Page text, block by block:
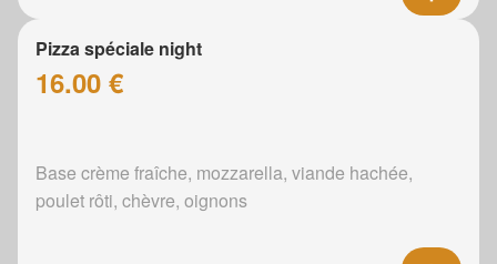
Pizza spéciale night
16.00 €
Base crème fraîche, mozzarella, viande hachée,
poulet rôti, chèvre, oignons